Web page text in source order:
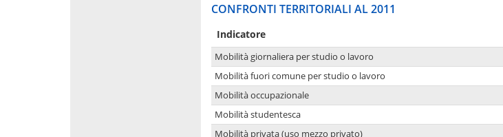
CONFRONTI TERRITORIALI AL 2011
Indicatore
Mobilità giornaliera per studio o lavoro
Mobilità fuori comune per studio o lavoro
Mobilità occupazionale
Mobilità studentesca
Mobilità privata (uso mezzo privato)